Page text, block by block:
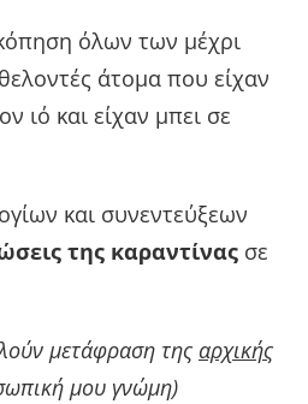
όλων των μέχρι
άτομα που είχαν
ιό και είχαν μπει σε
και συνεντεύξεων
της καραντίνας σε
μετάφραση της αρχικής
μου γνώμη)